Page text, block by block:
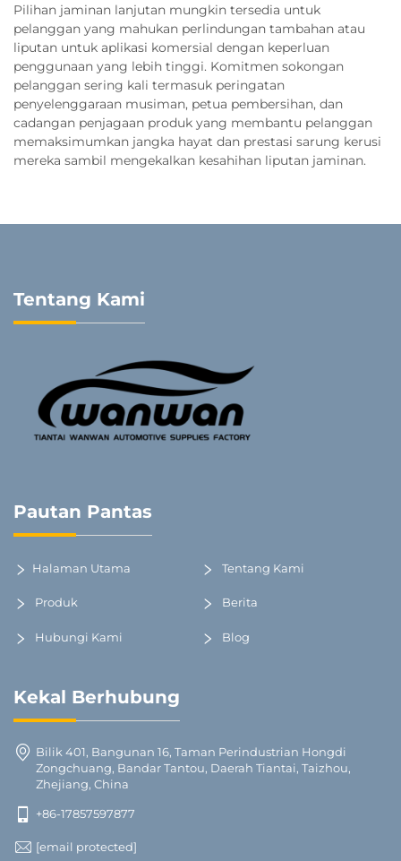
Pilihan jaminan lanjutan mungkin tersedia untuk
pelanggan yang mahukan perlindungan tambahan atau
liputan untuk aplikasi komersial dengan keperluan
penggunaan yang lebih tinggi. Komitmen sokongan
pelanggan sering kali termasuk peringatan
penyelenggaraan musiman, petua pembersihan, dan
cadangan penjagaan produk yang membantu pelanggan
memaksimumkan jangka hayat dan prestasi sarung kerusi
mereka sambil mengekalkan kesahihan liputan jaminan.
Tentang Kami
Pautan Pantas
Halaman Utama Tentang Kami
Produk Berita
Hubungi Kami Blog
Kekal Berhubung
Bilik 401, Bangunan 16, Taman Perindustrian Hongdi
Zongchuang, Bandar Tantou, Daerah Tiantai, Taizhou,
Zhejiang, China
+86-17857597877
[email protected]